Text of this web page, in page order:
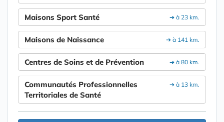
➔ à 23 km.
Maisons Sport Santé
➔ à 141 km.
Maisons de Naissance
➔ à 80 km.
Centres de Soins et de Prévention
➔ à 13 km.
Communautés Professionnelles
Territoriales de Santé